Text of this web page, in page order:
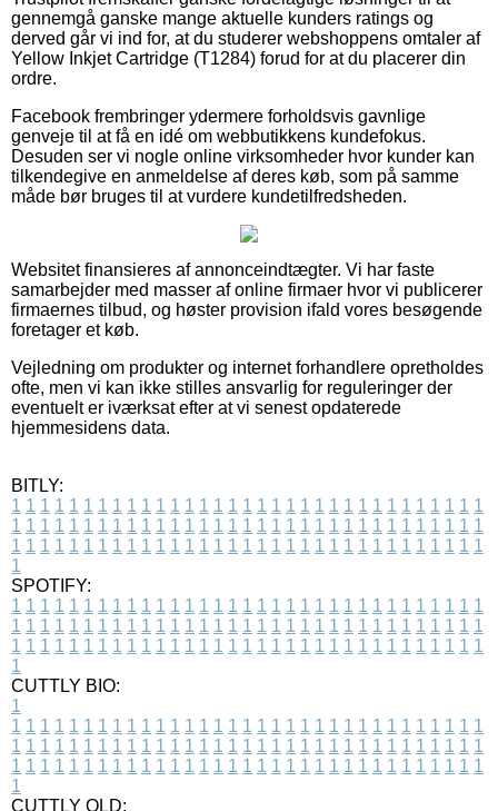
gennemgå ganske mange aktuelle kunders ratings og
derved går vi ind for, at du studerer webshoppens omtaler af
Yellow Inkjet Cartridge (T1284) forud for at du placerer din
ordre.
Facebook frembringer ydermere forholdsvis gavnlige
genveje til at få en idé om webbutikkens kundefokus.
Desuden ser vi nogle online virksomheder hvor kunder kan
tilkendegive en anmeldelse af deres køb, som på samme
måde bør bruges til at vurdere kundetilfredsheden.
Websitet finansieres af annonceindtægter. Vi har faste
samarbejder med masser af online firmaer hvor vi publicerer
firmaernes tilbud, og høster provision ifald vores besøgende
foretager et køb.
Vejledning om produkter og internet forhandlere opretholdes
ofte, men vi kan ikke stilles ansvarlig for reguleringer der
eventuelt er iværksat efter at vi senest opdaterede
hjemmesidens data.
BITLY:
1 1 1 1 1 1 1 1 1 1 1 1 1 1 1 1 1 1 1 1 1 1 1 1 1 1 1 1 1 1 1 1 1
1 1 1 1 1 1 1 1 1 1 1 1 1 1 1 1 1 1 1 1 1 1 1 1 1 1 1 1 1 1 1 1 1
1 1 1 1 1 1 1 1 1 1 1 1 1 1 1 1 1 1 1 1 1 1 1 1 1 1 1 1 1 1 1 1 1
1
SPOTIFY:
1 1 1 1 1 1 1 1 1 1 1 1 1 1 1 1 1 1 1 1 1 1 1 1 1 1 1 1 1 1 1 1 1
1 1 1 1 1 1 1 1 1 1 1 1 1 1 1 1 1 1 1 1 1 1 1 1 1 1 1 1 1 1 1 1 1
1 1 1 1 1 1 1 1 1 1 1 1 1 1 1 1 1 1 1 1 1 1 1 1 1 1 1 1 1 1 1 1 1
1
CUTTLY BIO:
1
1 1 1 1 1 1 1 1 1 1 1 1 1 1 1 1 1 1 1 1 1 1 1 1 1 1 1 1 1 1 1 1 1
1 1 1 1 1 1 1 1 1 1 1 1 1 1 1 1 1 1 1 1 1 1 1 1 1 1 1 1 1 1 1 1 1
1 1 1 1 1 1 1 1 1 1 1 1 1 1 1 1 1 1 1 1 1 1 1 1 1 1 1 1 1 1 1 1 1
1
CUTTLY OLD: